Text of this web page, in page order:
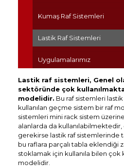
Kumaş Raf Sistemleri
Lastik Raf Sistemleri
Uygulamalarımız
Lastik raf sistemleri, Genel
sektöründe çok
modelidir. Bu raf sistemleri
kullanılan geçme sistem bir raf
sistemleri mini rack sistem
alanlarda da
gerekirse lastik raf sistemlerinde
bu raflara parçalı tabla eklendiği
stoklamak için kullanıla bilen çok
modelidir.